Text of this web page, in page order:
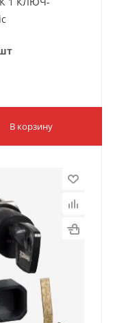
В корзину